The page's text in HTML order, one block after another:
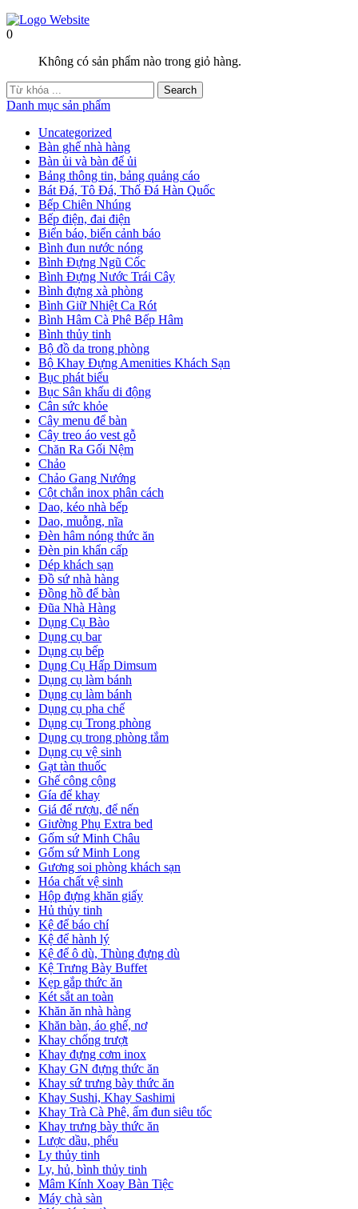
0
Không có sản phẩm nào trong giỏ hàng.
Danh mục sản phẩm
Uncategorized
Bàn ghế nhà hàng
Bàn ủi và bàn để ủi
Bảng thông tin, bảng quảng cáo
Bát Đá, Tô Đá, Thố Đá Hàn Quốc
Bếp Chiên Nhúng
Bếp điện, đai điện
Biển báo, biển cảnh báo
Bình đun nước nóng
Bình Đựng Ngũ Cốc
Bình Đựng Nước Trái Cây
Bình đựng xà phòng
Bình Giữ Nhiệt Ca Rót
Bình Hâm Cà Phê Bếp Hâm
Bình thủy tinh
Bộ đồ da trong phòng
Bộ Khay Đựng Amenities Khách Sạn
Bục phát biểu
Bục Sân khấu di động
Cân sức khỏe
Cây menu để bàn
Cây treo áo vest gỗ
Chăn Ra Gối Nệm
Chảo
Chảo Gang Nướng
Cột chắn inox phân cách
Dao, kéo nhà bếp
Dao, muỗng, nĩa
Đèn hâm nóng thức ăn
Đèn pin khẩn cấp
Dép khách sạn
Đồ sứ nhà hàng
Đồng hồ để bàn
Đũa Nhà Hàng
Dụng Cụ Bào
Dụng cụ bar
Dụng cụ bếp
Dụng Cụ Hấp Dimsum
Dụng cụ làm bánh
Dụng cụ làm bánh
Dụng cụ pha chế
Dụng cụ Trong phòng
Dụng cụ trong phòng tắm
Dụng cụ vệ sinh
Gạt tàn thuốc
Ghế công cộng
Gía để khay
Giá để rượu, để nến
Giường Phụ Extra bed
Gốm sứ Minh Châu
Gốm sứ Minh Long
Gương soi phòng khách sạn
Hóa chất vệ sinh
Hộp đựng khăn giấy
Hủ thủy tinh
Kệ để báo chí
Kệ để hành lý
Kệ để ô dù, Thùng đựng dù
Kệ Trưng Bày Buffet
Kẹp gắp thức ăn
Két sắt an toàn
Khăn ăn nhà hàng
Khăn bàn, áo ghế, nơ
Khay chống trượt
Khay đựng cơm inox
Khay GN đựng thức ăn
Khay sứ trưng bày thức ăn
Khay Sushi, Khay Sashimi
Khay Trà Cà Phê, ấm đun siêu tốc
Khay trưng bày thức ăn
Lược dầu, phểu
Ly thủy tinh
Ly, hủ, bình thủy tinh
Mâm Kính Xoay Bàn Tiệc
Máy chà sàn